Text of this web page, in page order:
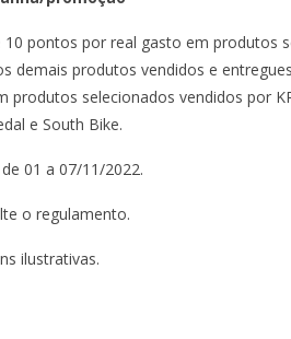
10 pontos por real gasto em produtos
demais produtos vendidos e
produtos selecionados vendidos por
e South Bike.
01 a 07/11/2022.
o regulamento.
ilustrativas.